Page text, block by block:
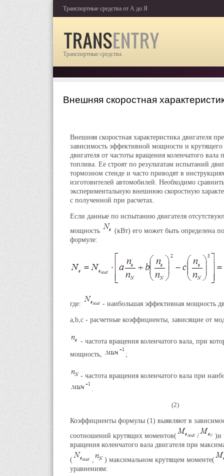
Транспортные средства от А до Я
Транспортные средства
Внешняя скоростная
Внешняя скоростная характеристика двигателя
зависимость эффективной мощности и
двигателя от частоты вращения коленчатого вала
топлива. Ее строят по результатам испытаний
тормозном стенде и часто приводят в
изготовителей автомобилей. Необходимо сравнить
экспериментальную внешнюю скоростную
с полученной при расчетах.
Если данные по испытанию двигателя
мощность
(кВт) его может быть определена
формуле:
где: - наибольшая эффективная мощность
a,b,c - расчетные коэффициенты, зависящие от
- частота вращения коленчатого вала, при
мощность,
;
- частота вращения коленчатого вала при
.
(2)
Коэффициенты формулы (1) выявляют в
соотношений крутящих моментов(
/
)и
вращения коленчатого вала двигателя при
(
,
) максимальном крутящем моменте(
уравнениям: